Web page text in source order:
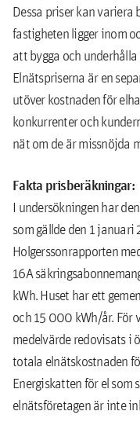
Dessa priser kan variera
fastigheten ligger inom
att bygga och
Elnätspriserna är en
utöver kostnaden för
konkurrenter och
nät om de är missnöjda
Fakta prisberäkningar:
I undersökningen har
som gällde den 1
Holgerssonrapporten
16A
kWh. Huset har ett
och 15 000 kWh/år. För
medelvärde redovisats i
totala elnätskostnaden
Energiskatten för el
elnätsföretagen är inte